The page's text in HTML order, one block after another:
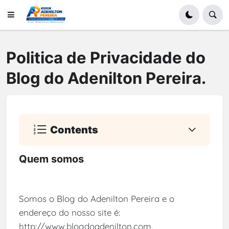
Politica de Privacidade do
Blog do Adenilton Pereira.
Contents
Quem somos
Somos o Blog do Adenilton Pereira e o
endereço do nosso site é:
http://www.blogdoadenilton.com.